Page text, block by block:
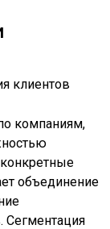
компаниям,
объединение